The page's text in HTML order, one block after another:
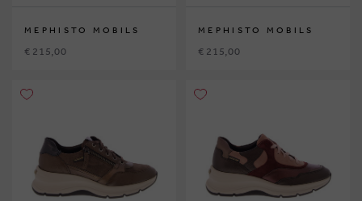
MEPHISTO MOBILS
€ 215,00
MEPHISTO MOBILS
€ 215,00